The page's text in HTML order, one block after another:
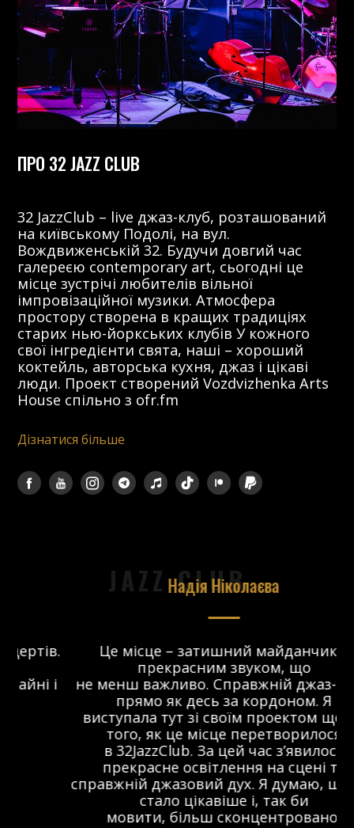
ПРО 32 JAZZ CLUB
32 JazzClub – live джаз-клуб, розташований
на київському Подолі, на вул.
Вождвиженській 32. Будучи довгий час
галереєю contemporary art, сьогодні це
місце зустрічі любителів вільної
імпровізаційної музики. Атмосфера
простору створена в кращих традиціях
старих нью-йоркських клубів У кожного
свої інгредієнти свята, наші – хороший
коктейль, авторська кухня, джаз і цікаві
люди. Проект створений Vozdvizhenka Arts
House спільно з ofr.fm
Дізнатися більше
JAZZ CLUB
Надія Ніколаєва
Це місце – затишний майданчик з
прекрасним звуком, що
не менш важливо. Справжній джаз-клуб,
прямо як десь за кордоном. Я
виступала тут зі своїм проектом ще до
того, як це місце перетворилося
в 32JazzClub. За цей час з’явилося
прекрасне освітлення на сцені та
справжній джазовий дух. Я думаю, що тут
стало цікавіше і, так би
мовити, більш сконцентровано.